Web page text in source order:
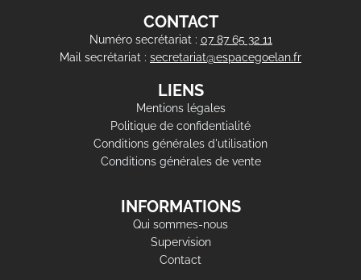
CONTACT
Numéro secrétariat : 07 87 65 32 11
Mail secrétariat : secretariat@espacegoelan.fr
LIENS
Mentions légales
Politique de confidentialité
Conditions générales d'utilisation
Conditions générales de vente
INFORMATIONS
Qui sommes-nous
Supervision
Contact